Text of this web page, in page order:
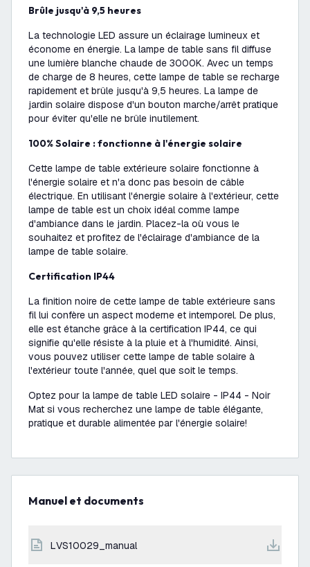
Brûle jusqu'à 9,5 heures
La technologie LED assure un éclairage lumineux et
économe en énergie. La lampe de table sans fil diffuse
une lumière blanche chaude de 3000K. Avec un temps
de charge de 8 heures, cette lampe de table se recharge
rapidement et brûle jusqu'à 9,5 heures. La lampe de
jardin solaire dispose d'un bouton marche/arrêt pratique
pour éviter qu'elle ne brûle inutilement.
100% Solaire : fonctionne à l'énergie solaire
Cette lampe de table extérieure solaire fonctionne à
l'énergie solaire et n'a donc pas besoin de câble
électrique. En utilisant l'énergie solaire à l'extérieur, cette
lampe de table est un choix idéal comme lampe
d'ambiance dans le jardin. Placez-la où vous le
souhaitez et profitez de l'éclairage d'ambiance de la
lampe de table solaire.
Certification IP44
La finition noire de cette lampe de table extérieure sans
fil lui confère un aspect moderne et intemporel. De plus,
elle est étanche grâce à la certification IP44, ce qui
signifie qu'elle résiste à la pluie et à l'humidité. Ainsi,
vous pouvez utiliser cette lampe de table solaire à
l'extérieur toute l'année, quel que soit le temps.
Optez pour la lampe de table LED solaire - IP44 - Noir
Mat si vous recherchez une lampe de table élégante,
pratique et durable alimentée par l'énergie solaire!
Manuel et documents
LVS10029_manual